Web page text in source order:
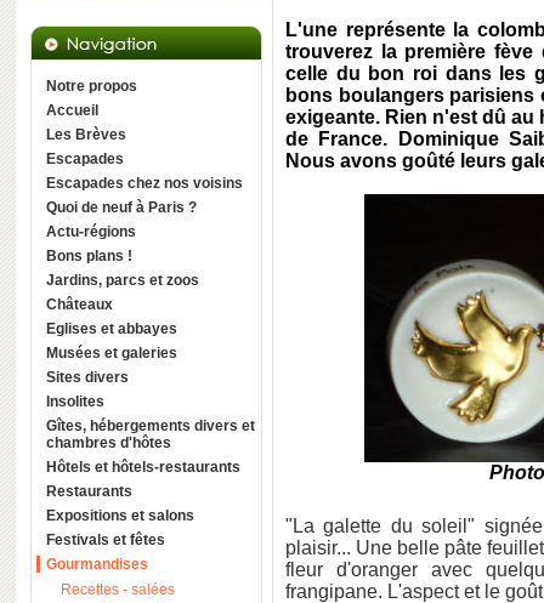
Notre propos
Accueil
Les Brèves
Escapades
Escapades chez nos voisins
Quoi de neuf à Paris ?
Actu-régions
Bons plans !
Jardins, parcs et zoos
Châteaux
Eglises et abbayes
Musées et galeries
Sites divers
Insolites
Gîtes, hébergements divers et
chambres d'hôtes
Hôtels et hôtels-restaurants
Restaurants
Expositions et salons
Festivals et fêtes
Gourmandises
Recettes - salées
L'une représente la
trouverez la première
celle du bon roi dans les
bons boulangers
exigeante. Rien n'est dû au
de France. Dominique
Nous avons goûté leurs
"La galette du soleil"
plaisir... Une belle pâte
fleur d'oranger avec
frangipane. L'aspect et le